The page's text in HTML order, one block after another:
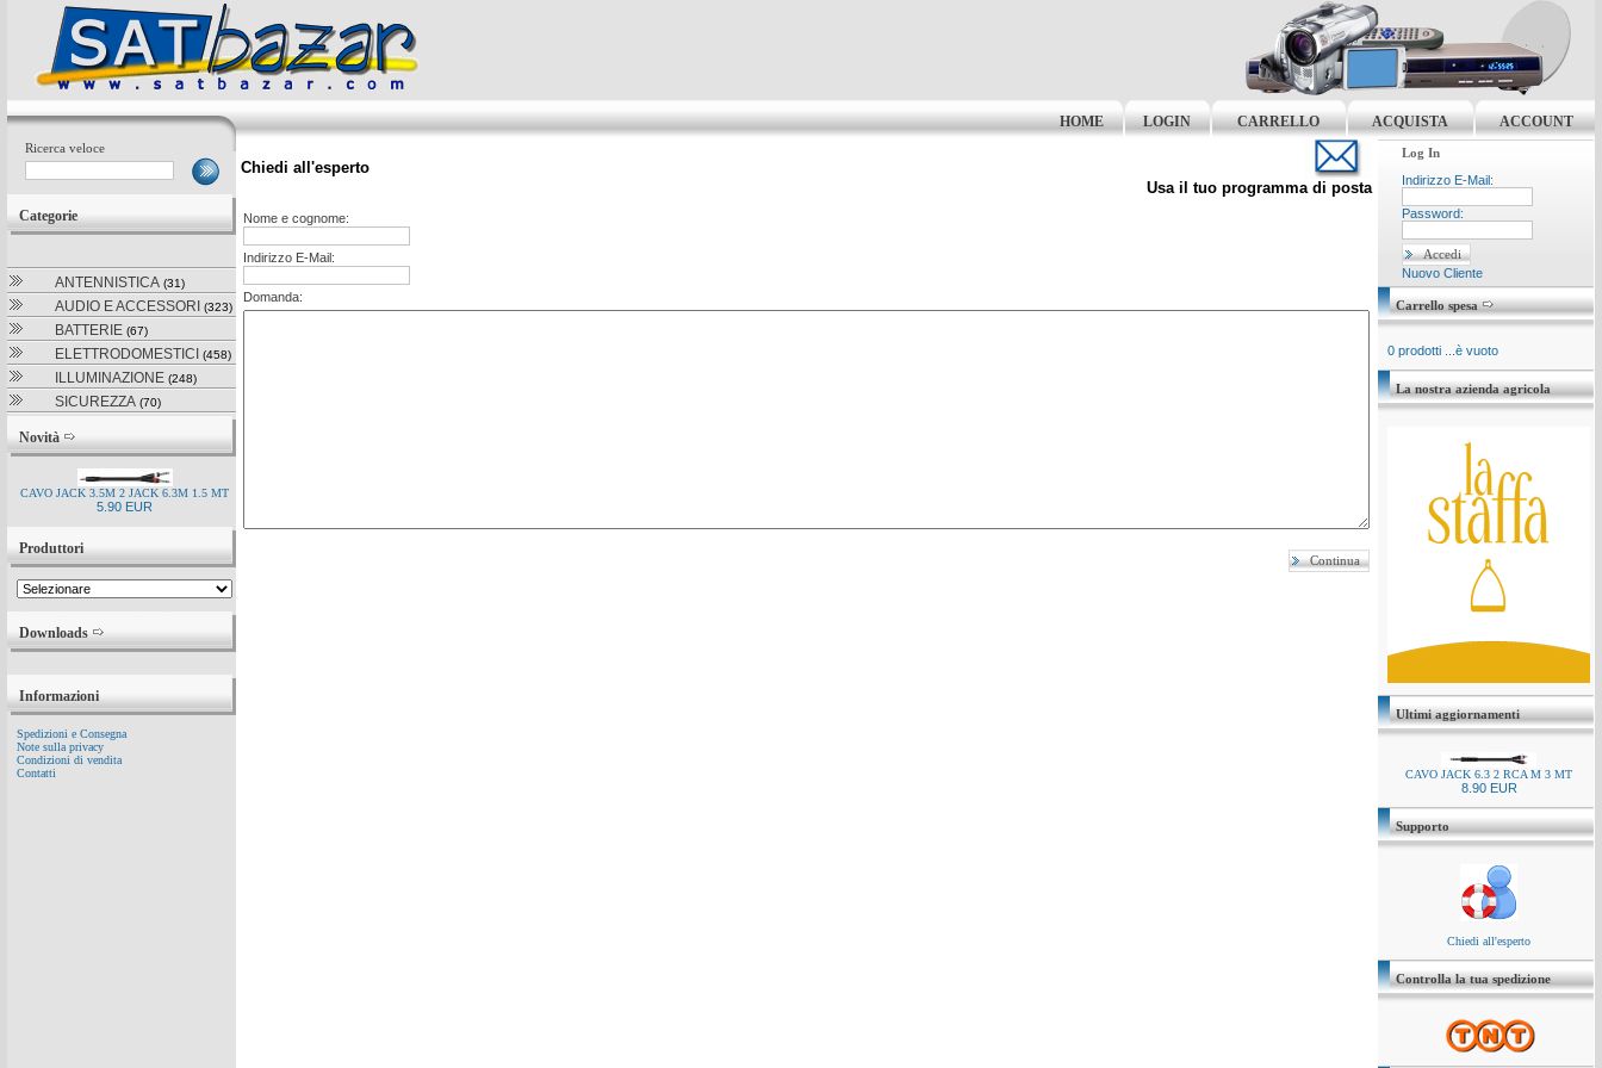
HOME LOGIN CARRELLO ACQUISTA ACCOUNT
Ricerca veloce
Categorie
ANTENNISTICA (31)
AUDIO E ACCESSORI (323)
BATTERIE (67)
ELETTRODOMESTICI (458)
ILLUMINAZIONE (248)
SICUREZZA (70)
Novità
CAVO JACK 3.5M 2 JACK 6.3M 1.5 MT
5.90 EUR
Produttori
Downloads
Informazioni
Spedizioni e Consegna
Note sulla privacy
Condizioni di vendita
Contatti
Chiedi all'esperto
Usa il tuo programma di posta
Nome e cognome:
Indirizzo E-Mail:
Domanda:
Log In
Indirizzo E-Mail:
Password:
Nuovo Cliente
Carrello spesa
0 prodotti ...è vuoto
La nostra azienda agricola
Ultimi aggiornamenti
CAVO JACK 6.3 2 RCA M 3 MT
8.90 EUR
Supporto
Chiedi all'esperto
Controlla la tua spedizione